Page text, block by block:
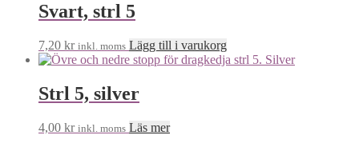
Svart, strl 5
7,20 kr inkl. moms Lägg till i varukorg
Strl 5, silver
4,00 kr inkl. moms Läs mer